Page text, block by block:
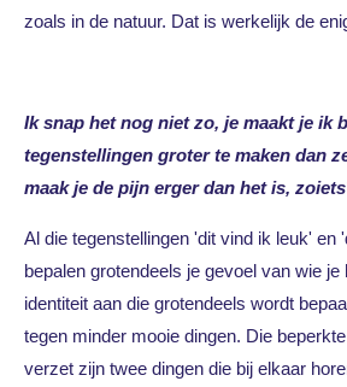
zoals in de natuur. Dat is werkelijk de
Ik snap het nog niet zo, je maakt je ik
tegenstellingen groter te maken dan
maak je de pijn erger dan het is, zoiets
Al die tegenstellingen 'dit vind ik leuk' en
bepalen grotendeels je gevoel van wie
identiteit aan die grotendeels wordt
tegen minder mooie dingen. Die
verzet zijn twee dingen die bij elkaar